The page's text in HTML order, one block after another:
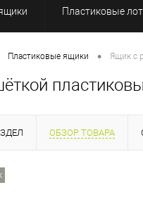
Пластиковые
Пластиковые ящики • Ящик с
ОБЗОР ТОВАРА